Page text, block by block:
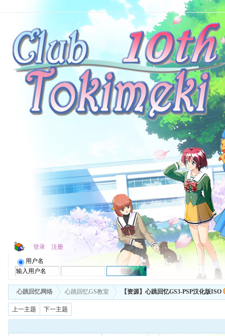
登录 注册
用户名
心跳回忆网络 心跳回忆GS教室 【资源】心跳回忆GS3-PSP汉化版ISO
上一主题 下一主题